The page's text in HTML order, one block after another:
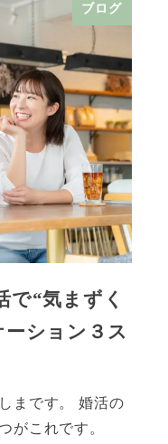
ブログ
で“気まずく
ション３ス
まです。 婚活の
がこれです。